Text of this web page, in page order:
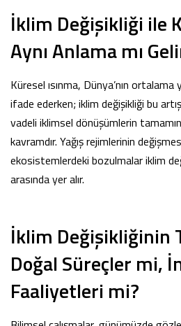
İklim Değişikliği ile
Aynı Anlama mı
Küresel ısınma, Dünya’nın ortalama
ifade ederken; iklim değişikliği bu
vadeli iklimsel dönüşümlerin
kavramdır. Yağış rejimlerinin
ekosistemlerdeki bozulmalar iklim
arasında yer alır.
İklim Değişikliğinin
Doğal Süreçler mi,
Faaliyetleri mi?